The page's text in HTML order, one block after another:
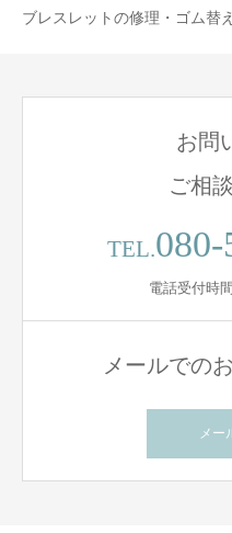
ブレスレットの修理・ゴム替
お問
ご相
TEL.
電話受付時
メールでの
メー